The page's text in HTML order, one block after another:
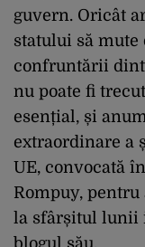
guvern. Oricât
statului să mute
confruntării
nu poate fi
esențial, și
extraordinare a
UE, convocată
Rompuy,
la sfârșitul lunii
blogul său.